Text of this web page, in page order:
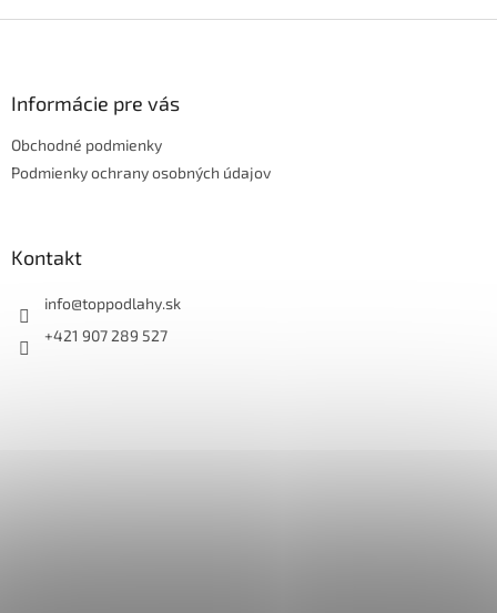
Informácie pre vás
Obchodné podmienky
Podmienky ochrany osobných údajov
Kontakt
info@toppodlahy.sk
+421 907 289 527